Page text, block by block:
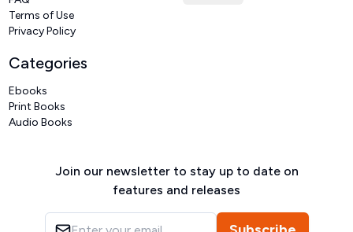
Terms of Use
Privacy Policy
Categories
Ebooks
Print Books
Audio Books
Join our newsletter to stay up to date on
features and releases